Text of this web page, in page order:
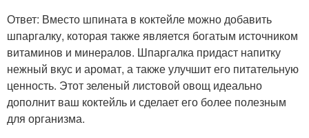
Ответ: Вместо шпината в коктейле можно добавить
шпаргалку, которая также является богатым источником
витаминов и минералов. Шпаргалка придаст напитку
нежный вкус и аромат, а также улучшит его питательную
ценность. Этот зеленый листовой овощ идеально
дополнит ваш коктейль и сделает его более полезным
для организма.